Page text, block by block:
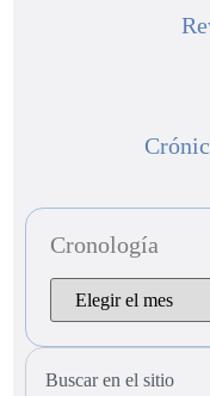
Cronología